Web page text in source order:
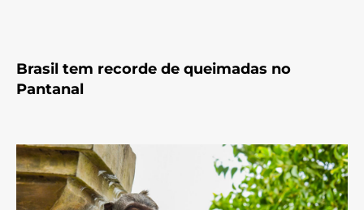
Brasil tem recorde de queimadas no
Pantanal